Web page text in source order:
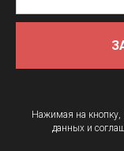
Нажимая на кнопку,
данных и